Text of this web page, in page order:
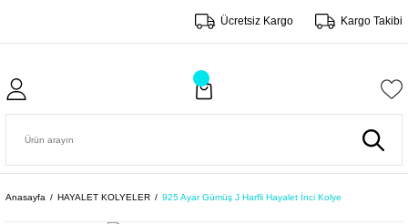
Ücretsiz Kargo Kargo Takibi
Anasayfa HAYALET KOLYELER 925 Ayar Gümüş J Harfli Hayalet İnci Kolye